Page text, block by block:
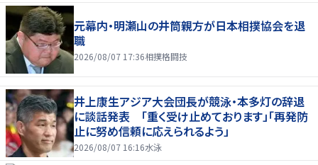
元幕内・明瀬山の井筒親方が日本相撲協会を退
職
2026/08/07 17:36相撲格闘技
井上康生アジア大会団長が競泳・本多灯の辞退
に談話発表 「重く受け止めております」「再発防
止に努め信頼に応えられるよう」
2026/08/07 16:16水泳